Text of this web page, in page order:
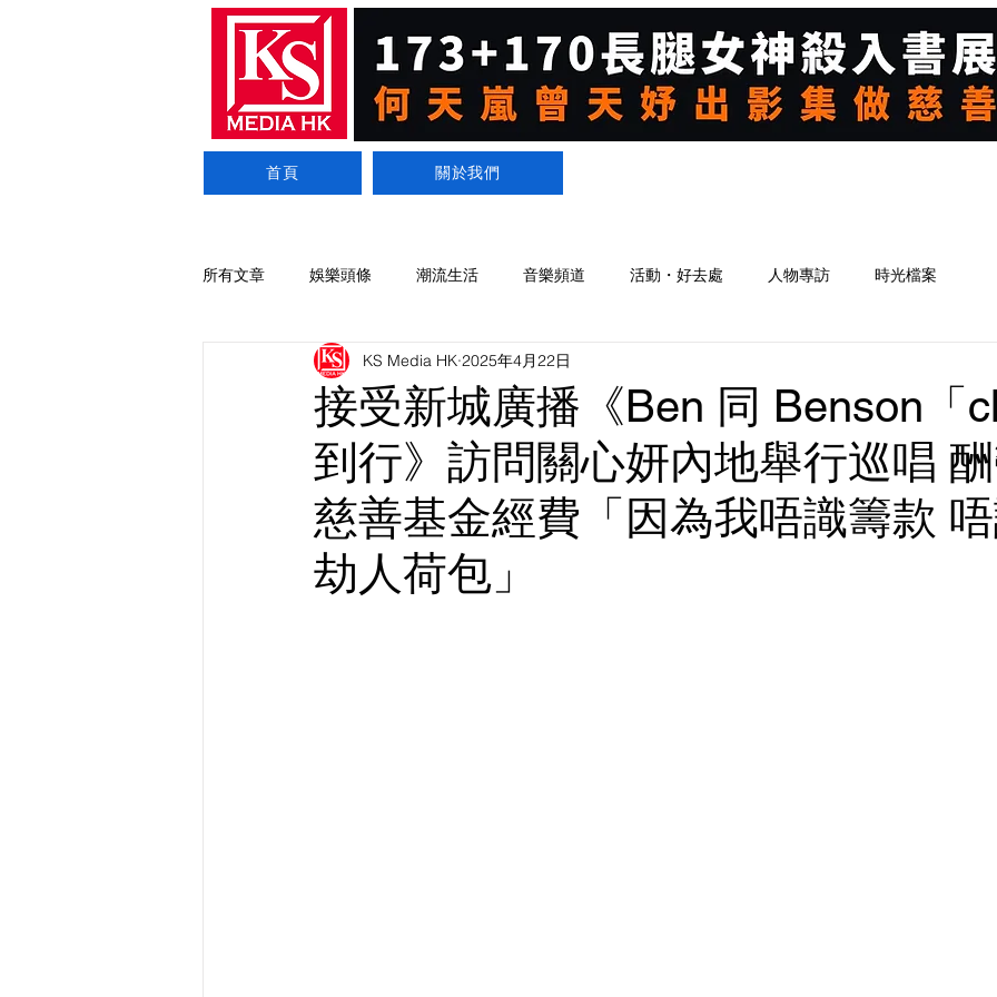
首頁 關於我們
所有文章 娛樂頭條 潮流生活 音樂頻道 活動・好去處 人物專訪 時光檔案
接受新城廣播《Ben 同 Benson「
到行》訪問關心妍內地舉行巡唱
慈善基金經費「因為我唔識籌款
劫人荷包」
KS Media HK 2025年4月22日